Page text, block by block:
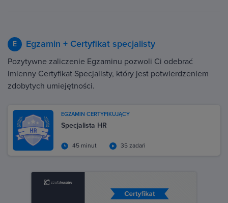
E Egzamin + Certyfikat specjalisty
Pozytywne zaliczenie Egzaminu pozwoli Ci odebrać
imienny Certyfikat Specjalisty, który jest potwierdzeniem
zdobytych umiejętności.
EGZAMIN CERTYFIKUJĄCY
Specjalista HR
45 minut 35 zadań